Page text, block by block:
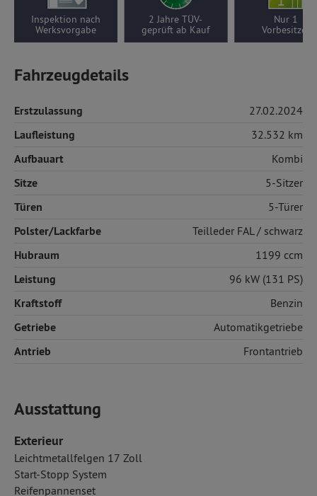
Inspektion nach
Werksvorgabe
2 Jahre TÜV-
geprüft ab Kauf
Vorbesitzer
Fahrzeugdetails
Erstzulassung 27.02.2024
Laufleistung 32.532 km
Aufbauart Kombi
Sitze 5-Sitzer
Türen 5-Türer
Polster/Lackfarbe Teilleder FAL / schwarz
Hubraum 1199 ccm
Leistung 96 kW (131 PS)
Kraftstoff Benzin
Getriebe Automatikgetriebe
Antrieb Frontantrieb
Ausstattung
Exterieur
Leichtmetallfelgen 17 Zoll
Start-Stopp System
Reifenpannenset